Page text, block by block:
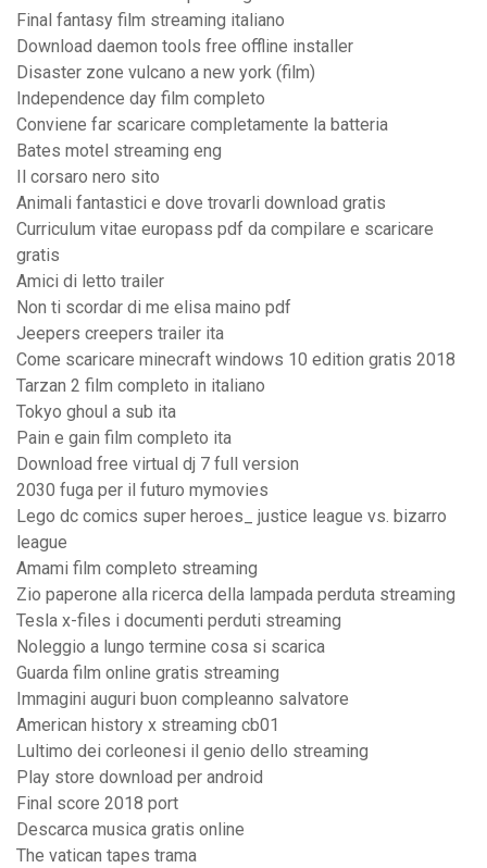
Final fantasy film streaming italiano
Download daemon tools free offline installer
Disaster zone vulcano a new york (film)
Independence day film completo
Conviene far scaricare completamente la batteria
Bates motel streaming eng
Il corsaro nero sito
Animali fantastici e dove trovarli download gratis
Curriculum vitae europass pdf da compilare e scaricare
gratis
Amici di letto trailer
Non ti scordar di me elisa maino pdf
Jeepers creepers trailer ita
Come scaricare minecraft windows 10 edition gratis 2018
Tarzan 2 film completo in italiano
Tokyo ghoul a sub ita
Pain e gain film completo ita
Download free virtual dj 7 full version
2030 fuga per il futuro mymovies
Lego dc comics super heroes_ justice league vs. bizarro
league
Amami film completo streaming
Zio paperone alla ricerca della lampada perduta streaming
Tesla x-files i documenti perduti streaming
Noleggio a lungo termine cosa si scarica
Guarda film online gratis streaming
Immagini auguri buon compleanno salvatore
American history x streaming cb01
Lultimo dei corleonesi il genio dello streaming
Play store download per android
Final score 2018 port
Descarca musica gratis online
The vatican tapes trama